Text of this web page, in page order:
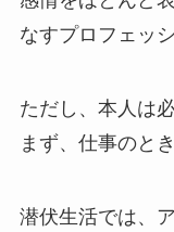
なすプロフェッ
ただし、本人は
まず、仕事のと
潜伏生活では、